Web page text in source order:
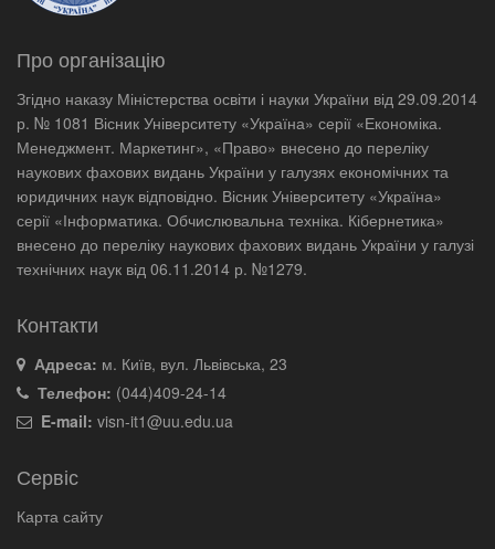
Про організацію
Згідно наказу Міністерства освіти і науки України від 29.09.2014
р. № 1081 Вісник Університету «Україна» серії «Економіка.
Менеджмент. Маркетинг», «Право» внесено до переліку
наукових фахових видань України у галузях економічних та
юридичних наук відповідно. Вісник Університету «Україна»
серії «Інформатика. Обчислювальна техніка. Кібернетика»
внесено до переліку наукових фахових видань України у галузі
технічних наук від 06.11.2014 р. №1279.
Контакти
Адреса: м. Київ, вул. Львівська, 23
Телефон: (044)409-24-14
E-mail: visn-it1@uu.edu.ua
Сервіс
Карта сайту